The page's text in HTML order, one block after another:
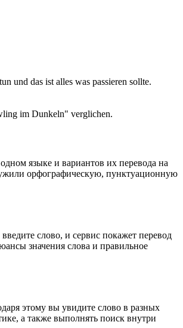
tun und das ist alles was passieren sollte.
im Dunkeln" verglichen.
языке и вариантов их перевода на
орфографическую, пунктуационную
слово, и сервис покажет перевод
значения слова и правильное
этому вы увидите слово в разных
а также выполнять поиск внутри